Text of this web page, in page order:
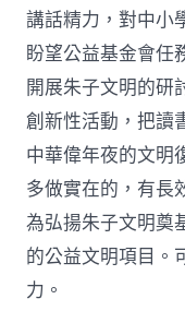
講話精力，對中小
盼望公益基金會任
開展朱子文明的研
創新性活動，把讀
中華偉年夜的文明
多做實在的，有長
為弘揚朱子文明奠
的公益文明項目。
力。